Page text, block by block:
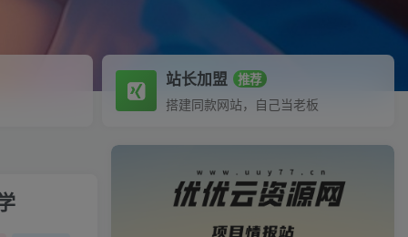
站长加盟 推荐
搭建同款网站，自己当老板